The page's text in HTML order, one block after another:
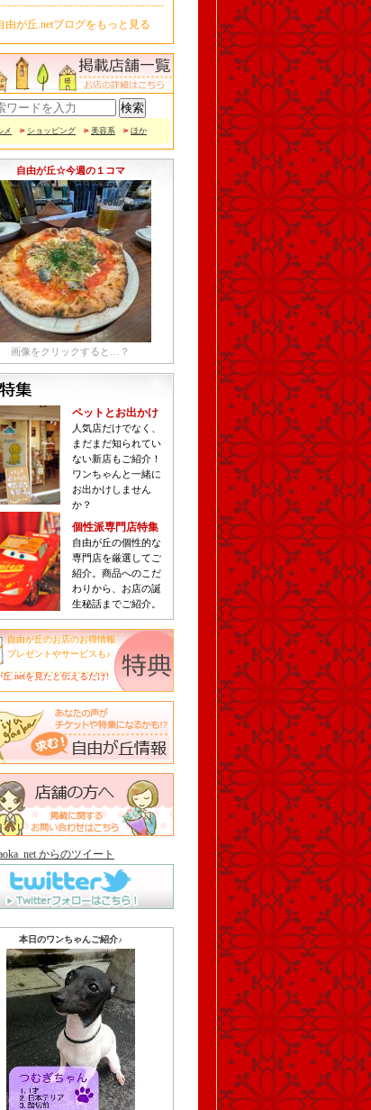
チ限定】鉄板炙りホルモン丼🔥本
人気！香ばしく炙った新鮮ホルモ
濃厚な京都味噌だれ..
性改善協会 ICITO
ぎ蒸しやリラクゼーション専門の
約 】 冷え性改善協会は、小規模の
サロン、リ..
由が丘.netブログをもっと見る
メ ショッピング 美容系 ほか
自由が丘☆今週の１コマ
画像をクリックすると…？
ペットとお出かけ
人気店だけでなく、
まだまだ知られてい
ない新店もご紹介！
ワンちゃんと一緒に
お出かけしません
か？
個性派専門店特集
自由が丘の個性的な
専門店を厳選してご
紹介。商品へのこだ
わりから、お店の誕
生秘話までご紹介。
自由が丘のお店のお得情報
プレゼントやサービスも♪
丘.netを見たと伝えるだけ!
からのツイート
本日のワンちゃんご紹介♪